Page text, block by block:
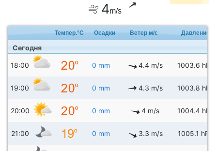
4m/s
Темпер.°C Осадки Ветер м/с Давление
Сегодня
18:00 0 mm 4.4 m/s 1003.6 hPa
19:00 0 mm 4.3 m/s 1003.8 hPa
20:00 0 mm 4 m/s 1004.4 hPa
21:00 0 mm 3.3 m/s 1005.1 hPa